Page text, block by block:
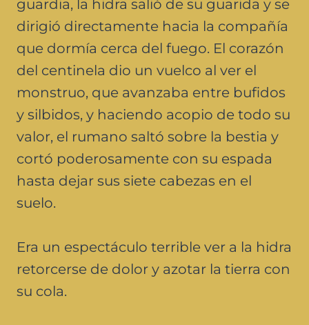
guardia, la hidra salió de su guarida y se
dirigió directamente hacia la compañía
que dormía cerca del fuego. El corazón
del centinela dio un vuelco al ver el
monstruo, que avanzaba entre bufidos
y silbidos, y haciendo acopio de todo su
valor, el rumano saltó sobre la bestia y
cortó poderosamente con su espada
hasta dejar sus siete cabezas en el
suelo.
Era un espectáculo terrible ver a la hidra
retorcerse de dolor y azotar la tierra con
su cola.